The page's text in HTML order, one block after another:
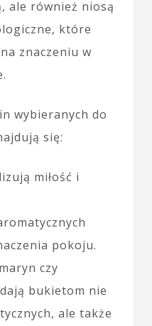
ale również niosą
które
znaczeniu w
wybieranych do
się:
miłość i
pokoju.
czy
bukietom nie
ale także